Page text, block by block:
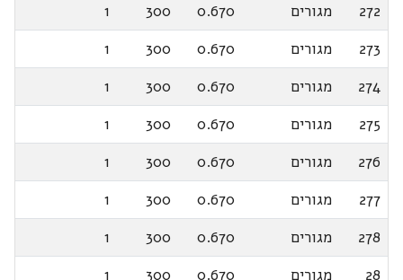
272
מגורים 0.670
300
1
273
מגורים 0.670
300
1
274
מגורים 0.670
300
1
275
מגורים 0.670
300
1
276
מגורים 0.670
300
1
277
מגורים 0.670
300
1
278
מגורים 0.670
300
1
28
מגורים 0.670
300
1